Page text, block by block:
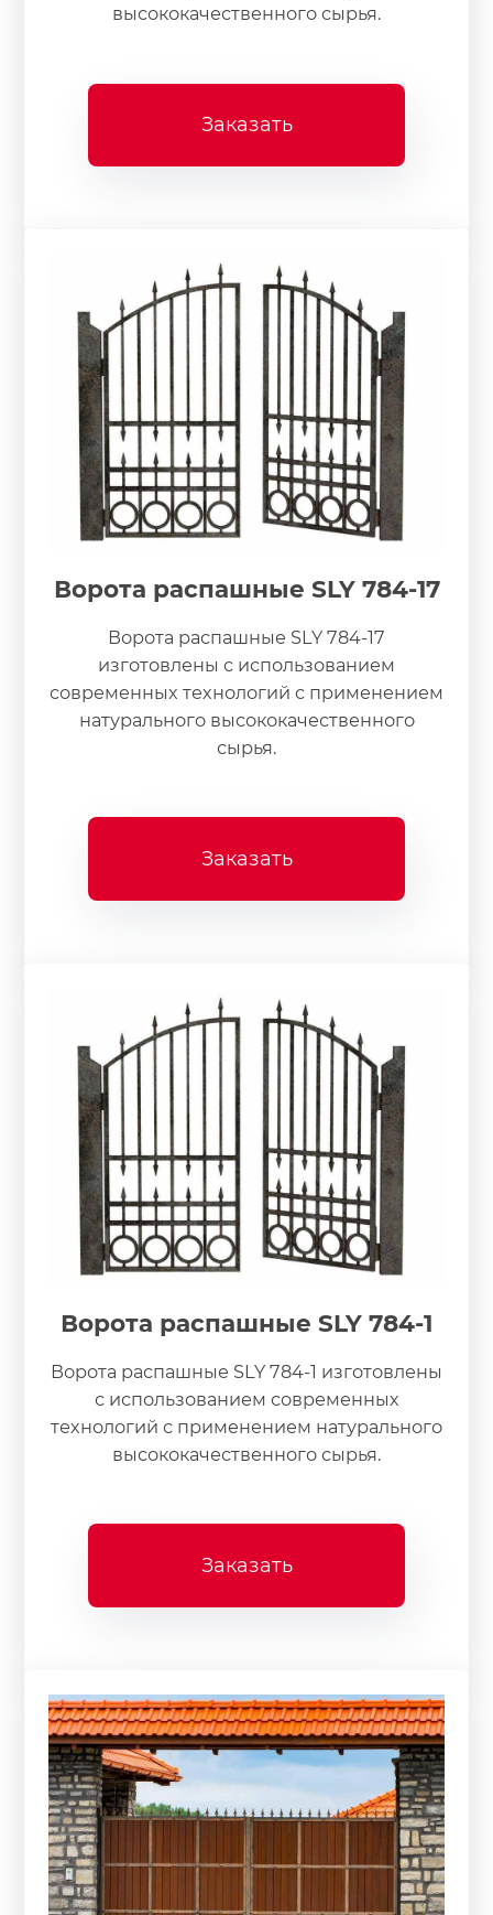
высококачественного сырья.
Заказать
Ворота распашные SLY 784-17
Ворота распашные SLY 784-17
изготовлены с использованием
современных технологий с применением
натурального высококачественного
сырья.
Заказать
Ворота распашные SLY 784-1
Ворота распашные SLY 784-1 изготовлены
с использованием современных
технологий с применением натурального
высококачественного сырья.
Заказать